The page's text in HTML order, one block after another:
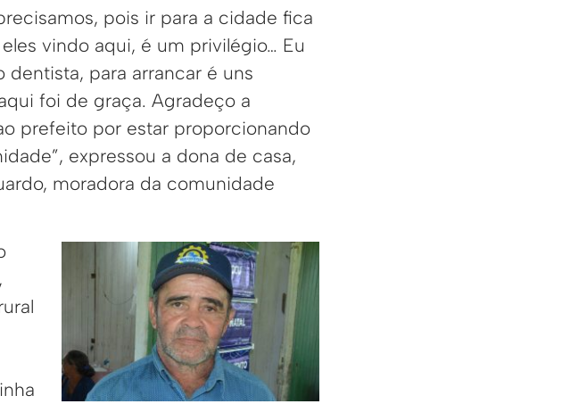
pois ir para a cidade fica
vindo aqui, é um privilégio… Eu
dentista, para arrancar é uns
foi de graça. Agradeço a
prefeito por estar proporcionando
expressou a dona de casa,
moradora da comunidade